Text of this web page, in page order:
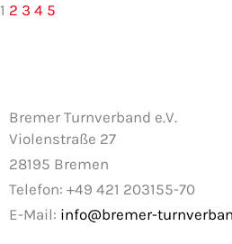
1 2 3 4 5
Bremer Turnverband e.V.
Violenstraße 27
28195 Bremen
Telefon: +49 421 203155-70
E-Mail: info@bremer-